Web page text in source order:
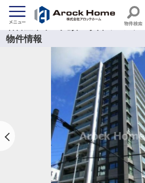
名古屋市中区大須２丁目のマンシ
物件情報